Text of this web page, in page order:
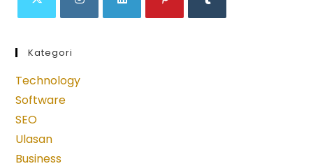
a
new
tab
new
tab
Kategori
Technology
Software
SEO
Ulasan
Business